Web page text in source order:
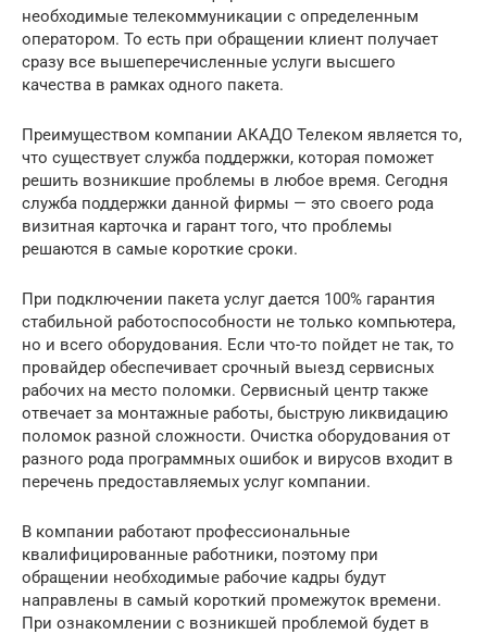
необходимые телекоммуникации с определенным
оператором. То есть при обращении клиент получает
сразу все вышеперечисленные услуги высшего
качества в рамках одного пакета.
Преимуществом компании АКАДО Телеком является то,
что существует служба поддержки, которая поможет
решить возникшие проблемы в любое время. Сегодня
служба поддержки данной фирмы — это своего рода
визитная карточка и гарант того, что проблемы
решаются в самые короткие сроки.
При подключении пакета услуг дается 100% гарантия
стабильной работоспособности не только компьютера,
но и всего оборудования. Если что-то пойдет не так, то
провайдер обеспечивает срочный выезд сервисных
рабочих на место поломки. Сервисный центр также
отвечает за монтажные работы, быструю ликвидацию
поломок разной сложности. Очистка оборудования от
разного рода программных ошибок и вирусов входит в
перечень предоставляемых услуг компании.
В компании работают профессиональные
квалифицированные работники, поэтому при
обращении необходимые рабочие кадры будут
направлены в самый короткий промежуток времени.
При ознакомлении с возникшей проблемой будет в